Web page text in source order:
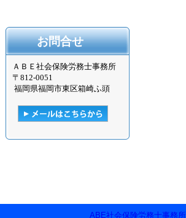
お問合せ
ＡＢＥ社会保険労務士事務所
〒 812-0051
福岡県福岡市東区箱崎ふ頭
ABE社会保険労務士事務所